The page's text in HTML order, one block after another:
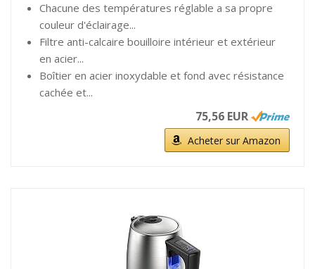
Chacune des températures réglable a sa propre
couleur d'éclairage...
Filtre anti-calcaire bouilloire intérieur et extérieur
en acier...
Boîtier en acier inoxydable et fond avec résistance
cachée et...
75,56 EUR
Acheter sur Amazon